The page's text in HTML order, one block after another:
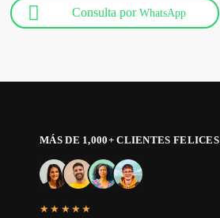
Consulta por WhatsApp
MÁS DE 1,000+ CLIENTES FELICES
★★★★★